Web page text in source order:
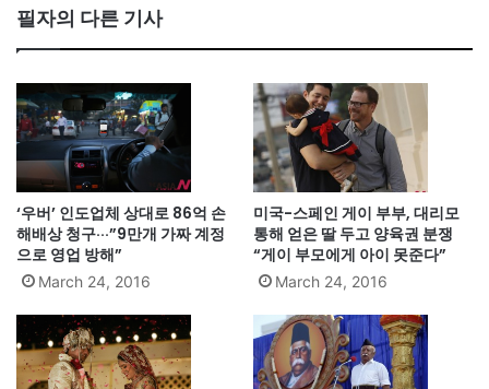
필자의 다른 기사
‘우버’ 인도업체 상대로 86억 손
해배상 청구···”9만개 가짜 계정
으로 영업 방해”
March 24, 2016
미국-스페인 게이 부부, 대리모
통해 얻은 딸 두고 양육권 분쟁
“게이 부모에게 아이 못준다”
March 24, 2016